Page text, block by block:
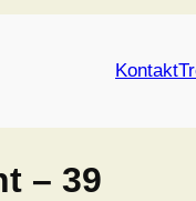
Kontakt
– 39